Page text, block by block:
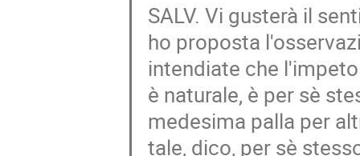
SALV. Vi gusterà il
ho proposta
intendiate che
è naturale, è per sè
medesima palla per
tale, dico, per sè